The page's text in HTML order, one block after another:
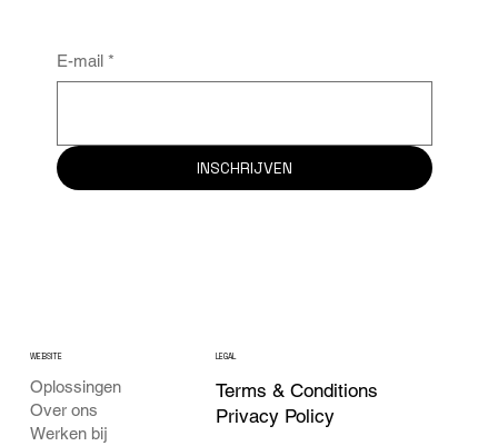
E-mail *
INSCHRIJVEN
WEBSITE
Oplossingen
Over ons
Werken bij
LEGAL
Terms & Conditions
Privacy Policy